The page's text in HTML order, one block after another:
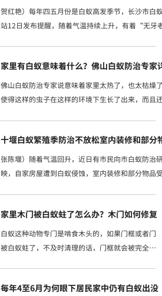
贺红艳）每年四五月份是白蚁高发季节，长沙市白
站12日发布提醒，随着气温持续上升，有着“无牙
家里有白蚁意味着什么？佛山白蚁防治专家
佛山白蚁防治专家说意味着家里太热了，也太枯燥
使得这样的虫子在这样的环境下生长了出来，而且
恰当在墙...
十堰白蚁繁殖季防治不放松室内装修和部分
张陈堰）随着气温回升，近日有市民向市白蚁防治
映，自家房屋遭到白蚁侵蚀，室内装修和部分物品
家里木门被白蚁蛀了怎么办？木门如何修复
白蚁这种动物专门是啃食木头的，如果门框或者门
被白蚁蛀了，不及时清理的话，门框就会被完全啃
等材质的门框，直接杜绝白...
每年4至6月为何眼下居民家中仍有白蚁出没